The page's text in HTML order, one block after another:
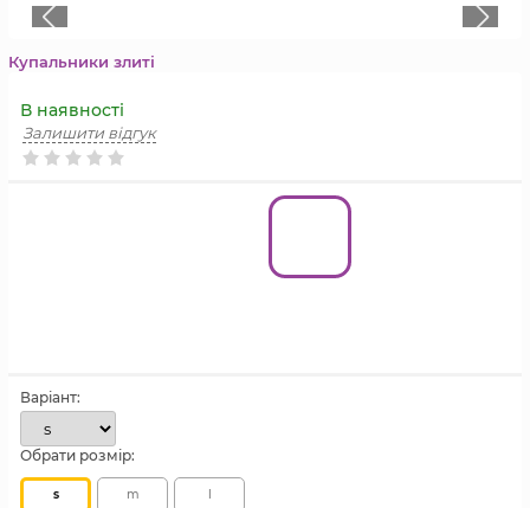
Купальники злиті
Залишити відгук
В наявності
Варіант:
Обрати розмір:
s m l